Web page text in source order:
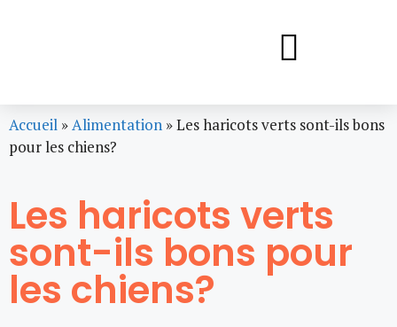
Accueil »Alimentation »Les haricots verts sont-ils bons
pour les chiens?
Les haricots verts
sont-ils bons pour
les chiens?